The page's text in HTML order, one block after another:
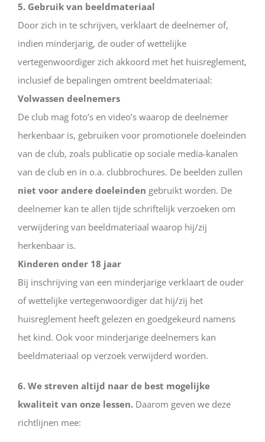
5. Gebruik van beeldmateriaal
Door zich in te schrijven, verklaart de deelnemer of,
indien minderjarig, de ouder of wettelijke
vertegenwoordiger zich akkoord met het huisreglement,
inclusief de bepalingen omtrent beeldmateriaal:
Volwassen deelnemers
De club mag foto’s en video’s waarop de deelnemer
herkenbaar is, gebruiken voor promotionele doeleinden
van de club, zoals publicatie op sociale media-kanalen
van de club en in o.a. clubbrochures. De beelden zullen
niet voor andere doeleinden gebruikt worden. De
deelnemer kan te allen tijde schriftelijk verzoeken om
verwijdering van beeldmateriaal waarop hij/zij
herkenbaar is.
Kinderen onder 18 jaar
Bij inschrijving van een minderjarige verklaart de ouder
of wettelijke vertegenwoordiger dat hij/zij het
huisreglement heeft gelezen en goedgekeurd namens
het kind. Ook voor minderjarige deelnemers kan
beeldmateriaal op verzoek verwijderd worden.
6. We streven altijd naar de best mogelijke
kwaliteit van onze lessen. Daarom geven we deze
richtlijnen mee: